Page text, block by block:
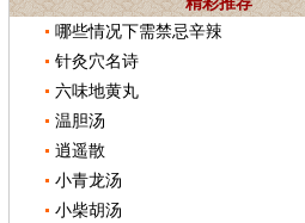
哪些情况下需禁忌辛辣
针灸穴名诗
六味地黄丸
温胆汤
逍遥散
小青龙汤
小柴胡汤